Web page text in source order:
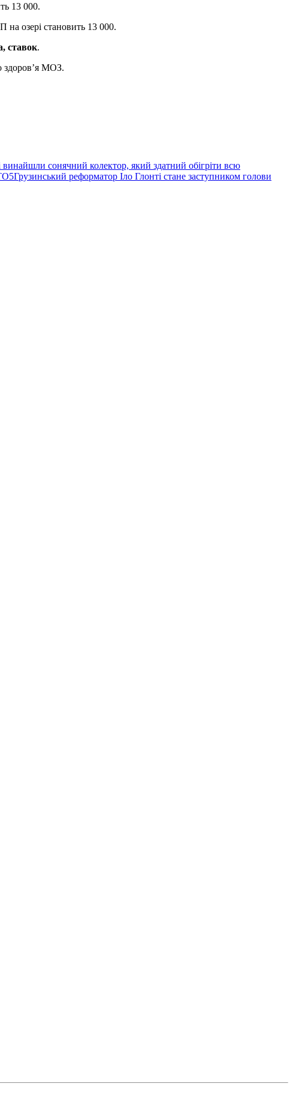
13 000.
на озері становить 13 000.
ставок.
здоров’я МОЗ.
винайшли сонячний колектор, який здатний обігріти всю
5Грузинський реформатор Іло Глонті стане заступником голови